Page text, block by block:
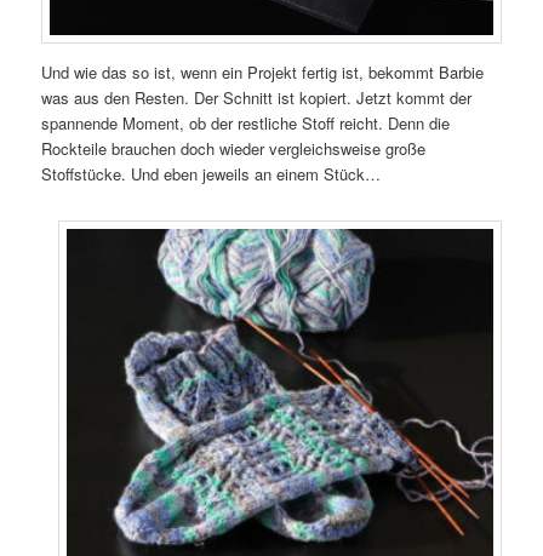
Und wie das so ist, wenn ein Projekt fertig ist, bekommt Barbie
was aus den Resten. Der Schnitt ist kopiert. Jetzt kommt der
spannende Moment, ob der restliche Stoff reicht. Denn die
Rockteile brauchen doch wieder vergleichsweise große
Stoffstücke. Und eben jeweils an einem Stück…